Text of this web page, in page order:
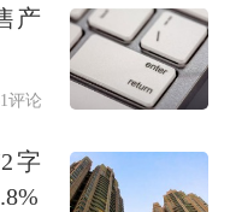
件。
产
评论
字